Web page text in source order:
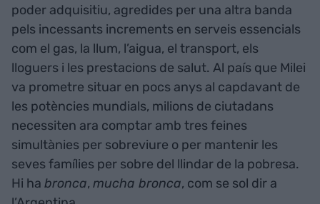
poder adquisitiu, agredides per una altra banda
pels incessants increments en serveis essencials
com el gas, la llum, l’aigua, el transport, els
lloguers i les prestacions de salut. Al país que Milei
va prometre situar en pocs anys al capdavant de
les potències mundials, milions de ciutadans
necessiten ara comptar amb tres feines
simultànies per sobreviure o per mantenir les
seves famílies per sobre del llindar de la pobresa.
Hi ha bronca, mucha bronca, com se sol dir a